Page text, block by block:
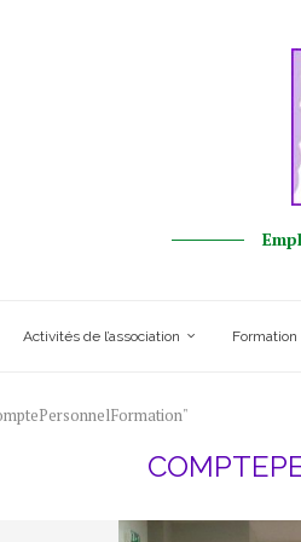
Activités de l’association Formation